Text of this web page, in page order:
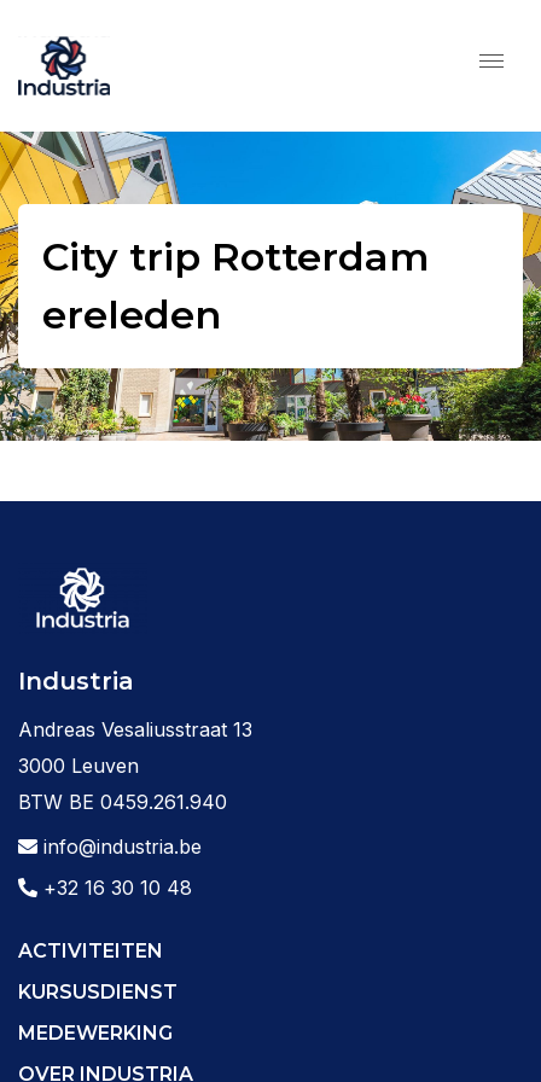
City trip Rotterdam
ereleden
Industria
Andreas Vesaliusstraat 13
3000 Leuven
BTW BE 0459.261.940
info@industria.be
+32 16 30 10 48
ACTIVITEITEN
KURSUSDIENST
MEDEWERKING
OVER INDUSTRIA